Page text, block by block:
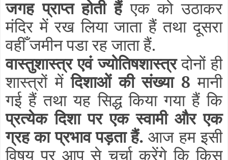
जगह प्राप्त होती हैंएक को उठाकर
मंदिर में रख लिया जाता हैं तथा दूसरा
वहीँ जमीन पडा रह जाता हैं.
वास्तुशास्त्र एवं ज्योतिषशास्त्रदोनों ही
शास्त्रों मेंदिशाओं की संख्या 8 मानी
गई हैं तथा यह सिद्ध किया गया हैं कि
प्रत्येक दिशा पर एक स्वामी और एक
ग्रह का प्रभाव पड़ता हैं. आज हम इसी
विषय पर आप से चर्चा करेंगे कि किस